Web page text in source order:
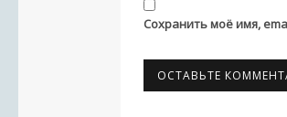
Сохранить моё имя,